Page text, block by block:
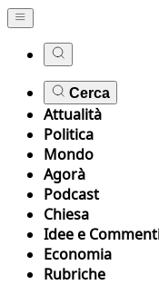
Cerca
Attualità
Politica
Mondo
Agorà
Podcast
Chiesa
Idee e
Economia
Rubriche